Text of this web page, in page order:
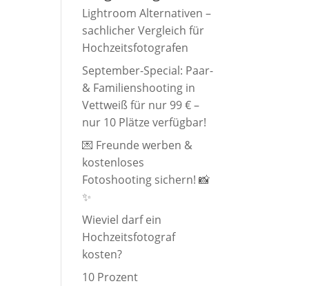
Lightroom Alternativen –
sachlicher Vergleich für
Hochzeitsfotografen
September-Special: Paar-
& Familienshooting in
Vettweiß für nur 99 € –
nur 10 Plätze verfügbar!
💌 Freunde werben &
kostenloses
Fotoshooting sichern! 📸
✨
Wieviel darf ein
Hochzeitsfotograf
kosten?
10 Prozent